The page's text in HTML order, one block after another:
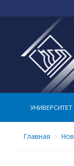
УНИВЕРСИТЕТ
Главная